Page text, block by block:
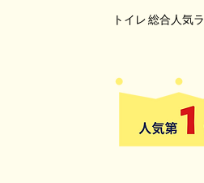
総合人気
トイレ